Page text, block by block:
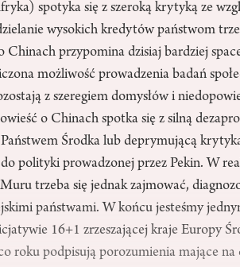
spotyka się z szeroką krytyką ze
wysokich kredytów państwom
Chinach przypomina dzisiaj bardziej
możliwość prowadzenia badań
z szeregiem domysłów i
o Chinach spotka się z silną
Środka lub deprymującą
polityki prowadzonej przez Pekin. W
trzeba się jednak zajmować,
państwami. W końcu jesteśmy
16+1 zrzeszającej kraje Europy
roku podpisują porozumienia mające na